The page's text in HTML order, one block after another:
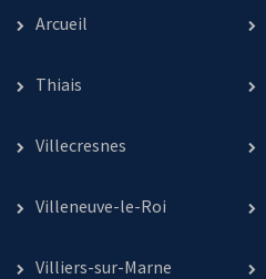
Arcueil
Thiais
Villecresnes
Villeneuve-le-Roi
Villiers-sur-Marne